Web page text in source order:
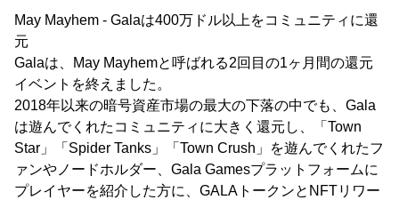
May Mayhem - Galaは400万ドル以上をコミュニティに還
元
Galaは、May Mayhemと呼ばれる2回目の1ヶ月間の還元
イベントを終えました。
2018年以来の暗号資産市場の最大の下落の中でも、Gala
は遊んでくれたコミュニティに大きく還元し、「Town
Star」「Spider Tanks」「Town Crush」を遊んでくれたフ
ァンやノードホルダー、Gala Gamesプラットフォームに
プレイヤーを紹介した方に、GALAトークンとNFTリワー